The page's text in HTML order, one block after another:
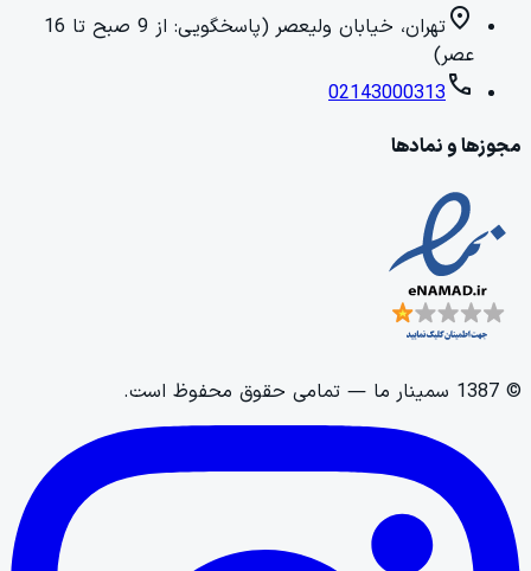
location_on
تهران، خیابان ولیعصر (پاسخگویی: از 9 صبح تا 16
عصر)
call
02143000313
مجوزها و نمادها
©
1387 سمینار ما — تمامی حقوق محفوظ است.